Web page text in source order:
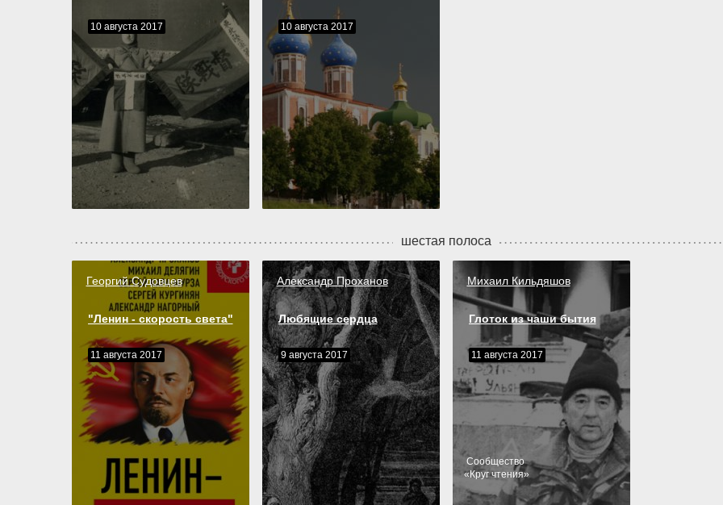
10 августа 2017 10 августа 2017
шестая полоса
Георгий Судовцев
"Ленин - скорость света"
11 августа 2017
Александр Проханов
Любящие сердца
9 августа 2017
Михаил Кильдяшов
Глоток из чаши бытия
11 августа 2017
Cообщество
«Круг чтения»